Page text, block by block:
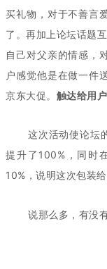
买礼物，对于不善言
了。再加上论坛话题
自己对父亲的情感，
户感觉他是在做一件
京东大促。 触达给用
这次活动使论坛
提升了100%，同时
10%，说明这次包装
说那么多，有没